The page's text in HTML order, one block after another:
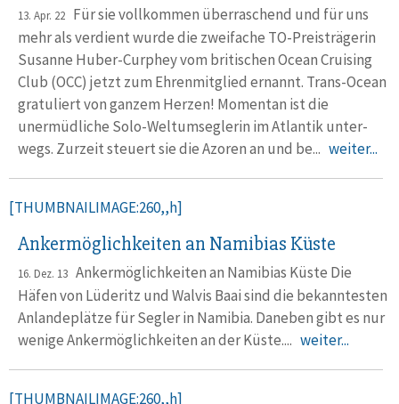
13. Apr. 22 Für sie vollkommen überraschend und für uns
mehr als verdient wurde die zwei­fache TO-Preis­trägerin
Susanne Huber-Curphey vom briti­schen Ocean Cruising
Club (OCC) jetzt zum Ehren­mitglied ernannt. Trans-Ocean
gratuliert von ganzem Herzen! Momentan ist die
unermüdliche Solo-Welt­umseg­lerin im Atlantik unter­
wegs. Zurzeit steuert sie die Azoren an und be... weiter...
[THUMBNAILIMAGE:260,,h]
Ankermöglichkeiten an Namibias Küste
16. Dez. 13 Ankermöglichkeiten an Namibias Küste Die
Häfen von Lüderitz und Walvis Baai sind die bekanntesten
Anlandeplätze für Segler in Namibia. Daneben gibt es nur
wenige Ankermöglichkeiten an der Küste.... weiter...
[THUMBNAILIMAGE:260,,h]